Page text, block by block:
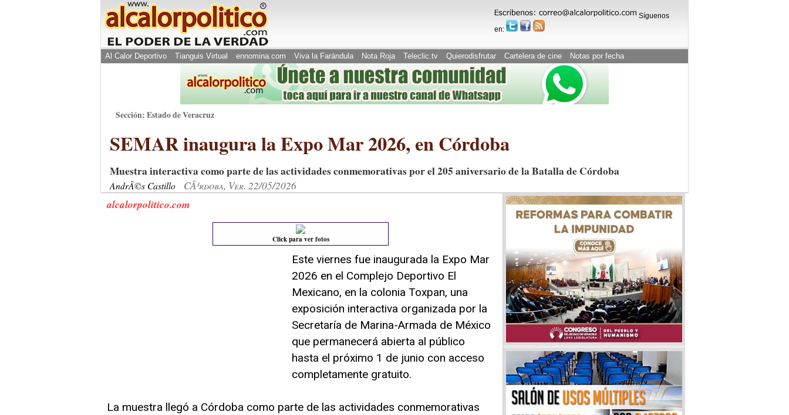
Síguenos
en:
Al Calor Deportivo Tianguis Virtual ennomina.com Viva la Farándula Nota Roja Teleclic.tv Quierodisfrutar Cartelera de cine Notas por fecha
Sección: Estado de Veracruz
SEMAR inaugura la Expo Mar 2026, en Córdoba
Muestra interactiva como parte de las actividades conmemorativas por el 205 aniversario de la Batalla de Córdoba
AndrÃ©s Castillo CÃ³rdoba, Ver. 22/05/2026
alcalorpolitico.com
Click para ver fotos
Este viernes fue inaugurada la Expo Mar
2026 en el Complejo Deportivo El
Mexicano, en la colonia Toxpan, una
exposición interactiva organizada por la
Secretaría de Marina-Armada de México
que permanecerá abierta al público
hasta el próximo 1 de junio con acceso
completamente gratuito.
La muestra llegó a Córdoba como parte de las actividades conmemorativas